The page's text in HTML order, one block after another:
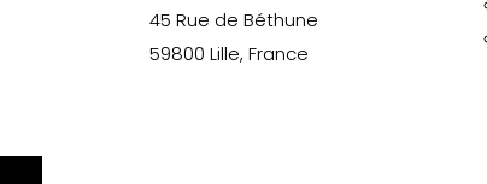
45 Rue de Béthune
59800 Lille, France